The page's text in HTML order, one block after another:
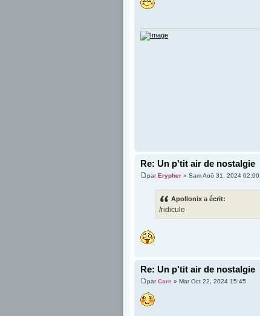
Re: Un p'tit air de nostalgie
parErypher » Sam Aoû 31, 2024 02:00
Apollonix a écrit:
/ridicule
Re: Un p'tit air de nostalgie
parCare » Mar Oct 22, 2024 15:45